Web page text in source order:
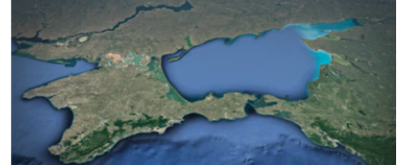
ВСЕ ЗА ДЕНЬ
СПЕЦПРОЕКТИ
ДЕПОРТАЦІЯ
ВІДЕОУРОКИ «ELIFBE»
СВІДЧЕННЯ ОКУПАЦІЇ
ЯК ОБІЙТИ БЛОКУВАННЯ
Русский